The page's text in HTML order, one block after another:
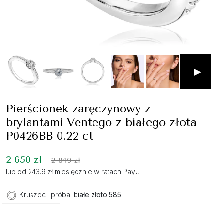
►
Pierścionek zaręczynowy z
brylantami Ventego z białego złota
P0426BB 0.22 ct
2 650 zł 2 849 zł
lub od 243.9 zł miesięcznie w ratach PayU
Kruszec i próba: białe złoto 585